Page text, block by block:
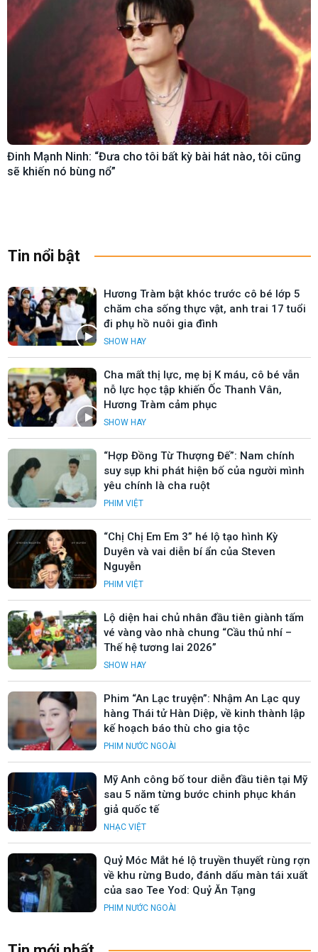
Đinh Mạnh Ninh: “Đưa cho tôi bất kỳ bài hát nào, tôi cũng
sẽ khiến nó bùng nổ”
Tin nổi bật
Hương Tràm bật khóc trước cô bé lớp 5
chăm cha sống thực vật, anh trai 17 tuổi
đi phụ hồ nuôi gia đình
SHOW HAY
Cha mất thị lực, mẹ bị K máu, cô bé vẫn
nỗ lực học tập khiến Ốc Thanh Vân,
Hương Tràm cảm phục
SHOW HAY
“Hợp Đồng Từ Thượng Đế”: Nam chính
suy sụp khi phát hiện bố của người mình
yêu chính là cha ruột
PHIM VIỆT
“Chị Chị Em Em 3” hé lộ tạo hình Kỳ
Duyên và vai diễn bí ẩn của Steven
Nguyễn
PHIM VIỆT
Lộ diện hai chủ nhân đầu tiên giành tấm
vé vàng vào nhà chung “Cầu thủ nhí –
Thế hệ tương lai 2026”
SHOW HAY
Phim “An Lạc truyện”: Nhậm An Lạc quy
hàng Thái tử Hàn Diệp, về kinh thành lập
kế hoạch báo thù cho gia tộc
PHIM NƯỚC NGOÀI
Mỹ Anh công bố tour diễn đầu tiên tại Mỹ
sau 5 năm từng bước chinh phục khán
giả quốc tế
NHẠC VIỆT
Quỷ Móc Mắt hé lộ truyền thuyết rùng rợn
về khu rừng Budo, đánh dấu màn tái xuất
của sao Tee Yod: Quỷ Ăn Tạng
PHIM NƯỚC NGOÀI